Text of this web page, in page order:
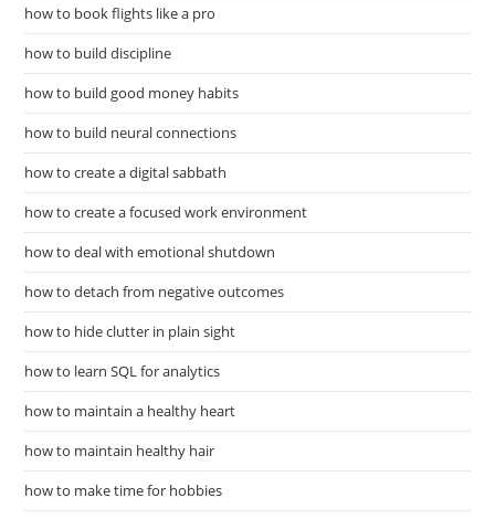
how to book flights like a pro
how to build discipline
how to build good money habits
how to build neural connections
how to create a digital sabbath
how to create a focused work environment
how to deal with emotional shutdown
how to detach from negative outcomes
how to hide clutter in plain sight
how to learn SQL for analytics
how to maintain a healthy heart
how to maintain healthy hair
how to make time for hobbies